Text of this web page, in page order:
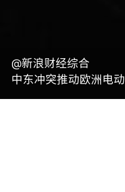
@新浪财经综合
中东冲突推动欧洲电